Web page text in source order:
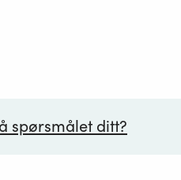
spørsmålet ditt?